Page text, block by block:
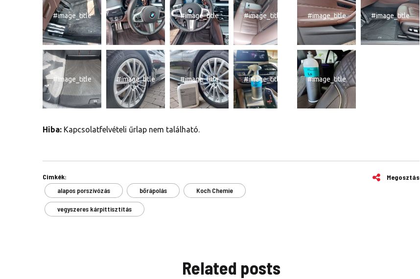
#image_title #image_title #image_title #image_title #image_title
#image_title #image_title #image_title #image_title #image_title
Hiba: Kapcsolatfelvételi űrlap nem található.
Cimkék:
alapos porszívózás
bőrápolás Koch Chemie
vegyszeres kárpittisztítás
Megosztás
Related posts